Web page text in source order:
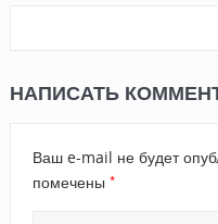
НАПИСАТЬ
Ваш e-mail не будет
помечены *